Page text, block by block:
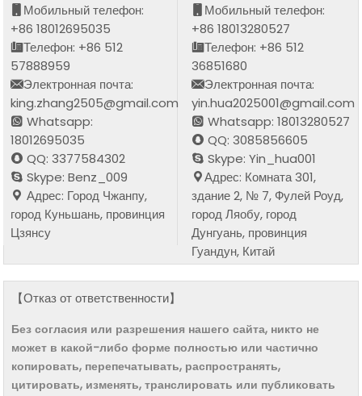
Мобильный телефон:
+86 18012695035
Телефон: +86 512
57888959
Электронная почта:
king.zhang2505@gmail.com
Whatsapp:
18012695035
QQ: 3377584302
Skype: Benz_009
Адрес: Город Чжанпу,
город Куньшань, провинция
Цзянсу
Мобильный телефон:
+86 18013280527
Телефон: +86 512
36851680
Электронная почта:
yin.hua2025001@gmail.com
Whatsapp: 18013280527
QQ: 3085856605
Skype: Yin_hua001
Адрес: Комната 301,
здание 2, № 7, Фулей Роуд,
город Ляобу, город
Дунгуань, провинция
Гуандун, Китай
【Отказ от ответственности】
Без согласия или разрешения нашего сайта, никто не
может в какой-либо форме полностью или частично
копировать, перепечатывать, распространять,
цитировать, изменять, транслировать или публиковать